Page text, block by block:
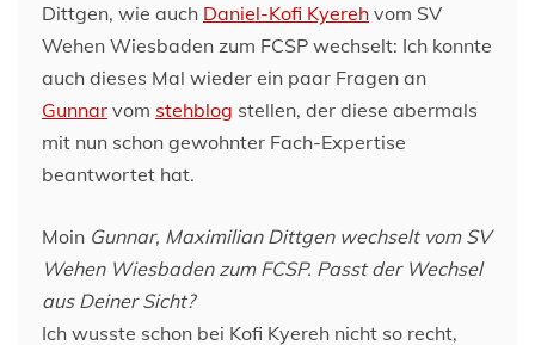
Dittgen, wie auch Daniel-Kofi Kyereh vom SV
Wehen Wiesbaden zum FCSP wechselt: Ich konnte
auch dieses Mal wieder ein paar Fragen an
Gunnar vom stehblog stellen, der diese abermals
mit nun schon gewohnter Fach-Expertise
beantwortet hat.
Moin Gunnar, Maximilian Dittgen wechselt vom SV
Wehen Wiesbaden zum FCSP. Passt der Wechsel
aus Deiner Sicht?
Ich wusste schon bei Kofi Kyereh nicht so recht,